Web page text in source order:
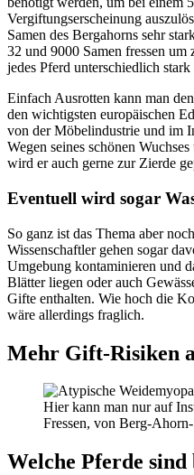
Vergiftungserscheinung
Samen des Bergahorns sehr
32 und 9000 Samen fressen
jedes Pferd unterschiedlich
Einfach Ausrotten kann man
den wichtigsten europäischen
von der Möbelindustrie und im
Wegen seines schönen
wird er auch gerne zur Zierde
Eventuell wird sogar
So ganz ist das Thema aber
Wissenschaftler gehen sogar
Umgebung kontaminieren und
Blätter liegen oder auch
Gifte enthalten. Wie hoch die
wäre allerdings fraglich.
Mehr Gift-Risiken
Hier kann man nur auf
Fressen, von Berg-
Welche Pferde